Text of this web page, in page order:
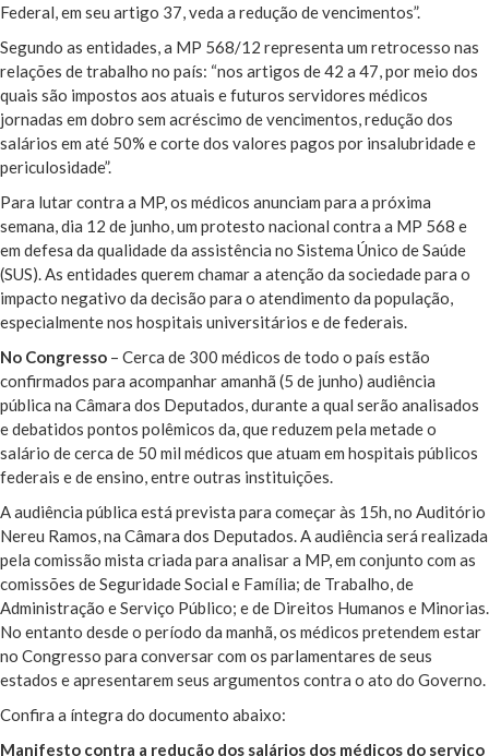
Federal, em seu artigo 37, veda a redução de vencimentos”.
Segundo as entidades, a MP 568/12 representa um retrocesso nas
relações de trabalho no país: “nos artigos de 42 a 47, por meio dos
quais são impostos aos atuais e futuros servidores médicos
jornadas em dobro sem acréscimo de vencimentos, redução dos
salários em até 50% e corte dos valores pagos por insalubridade e
periculosidade”.
Para lutar contra a MP, os médicos anunciam para a próxima
semana, dia 12 de junho, um protesto nacional contra a MP 568 e
em defesa da qualidade da assistência no Sistema Único de Saúde
(SUS). As entidades querem chamar a atenção da sociedade para o
impacto negativo da decisão para o atendimento da população,
especialmente nos hospitais universitários e de federais.
No Congresso – Cerca de 300 médicos de todo o país estão
confirmados para acompanhar amanhã (5 de junho) audiência
pública na Câmara dos Deputados, durante a qual serão analisados
e debatidos pontos polêmicos da, que reduzem pela metade o
salário de cerca de 50 mil médicos que atuam em hospitais públicos
federais e de ensino, entre outras instituições.
A audiência pública está prevista para começar às 15h, no Auditório
Nereu Ramos, na Câmara dos Deputados. A audiência será realizada
pela comissão mista criada para analisar a MP, em conjunto com as
comissões de Seguridade Social e Família; de Trabalho, de
Administração e Serviço Público; e de Direitos Humanos e Minorias.
No entanto desde o período da manhã, os médicos pretendem estar
no Congresso para conversar com os parlamentares de seus
estados e apresentarem seus argumentos contra o ato do Governo.
Confira a íntegra do documento abaixo:
Manifesto contra a redução dos salários dos médicos do serviço